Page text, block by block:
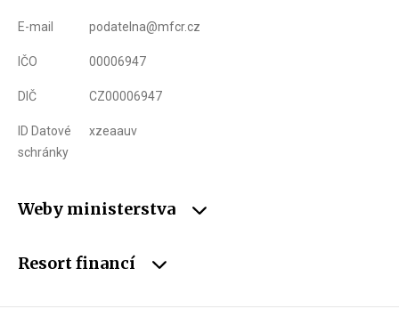
E-mail podatelna@mfcr.cz
IČO 00006947
DIČ CZ00006947
ID Datové
schránky
xzeaauv
Weby ministerstva
Resort financí